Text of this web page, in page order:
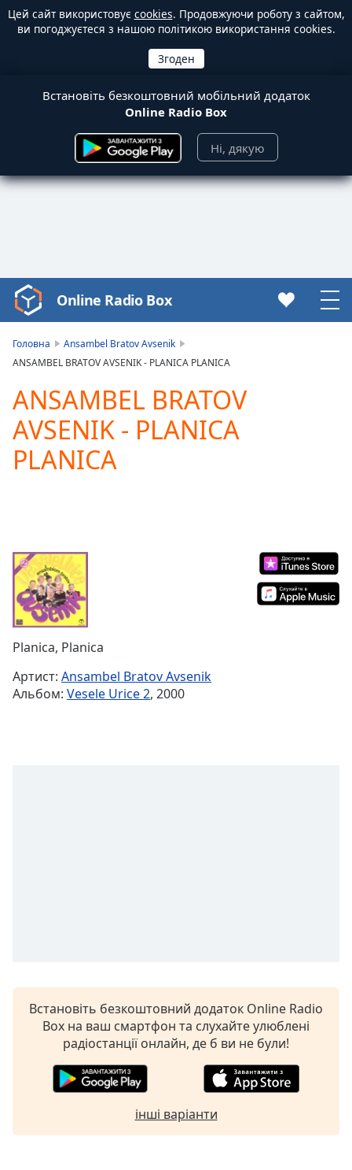
Цей сайт використовує cookies. Продовжуючи роботу з сайтом,
ви погоджуєтеся з нашою політикою використання cookies.
Встановіть безкоштовний мобільний додаток
Online Radio Box
Ні, дякую
Video
Player
loading.
Video
Play
Skip
Backward
Skip
Forward
Duration-:-
Loaded:
0.00%
Stream
TypeLIVE
Seek to
live,
behind
liveLIVE
Subtitles
subtitles
settings,
opens
subtitles
settings
Online Radio Box
Головна
Ansambel Bratov Avsenik
ANSAMBEL BRATOV AVSENIK - PLANICA PLANICA
ANSAMBEL BRATOV
AVSENIK - PLANICA
PLANICA
Planica, Planica
Артист: Ansambel Bratov Avsenik
Альбом: Vesele Urice 2, 2000
Встановіть безкоштовний додаток Online Radio
Box на ваш смартфон та слухайте улюблені
радіостанції онлайн, де б ви не були!
інші варіанти